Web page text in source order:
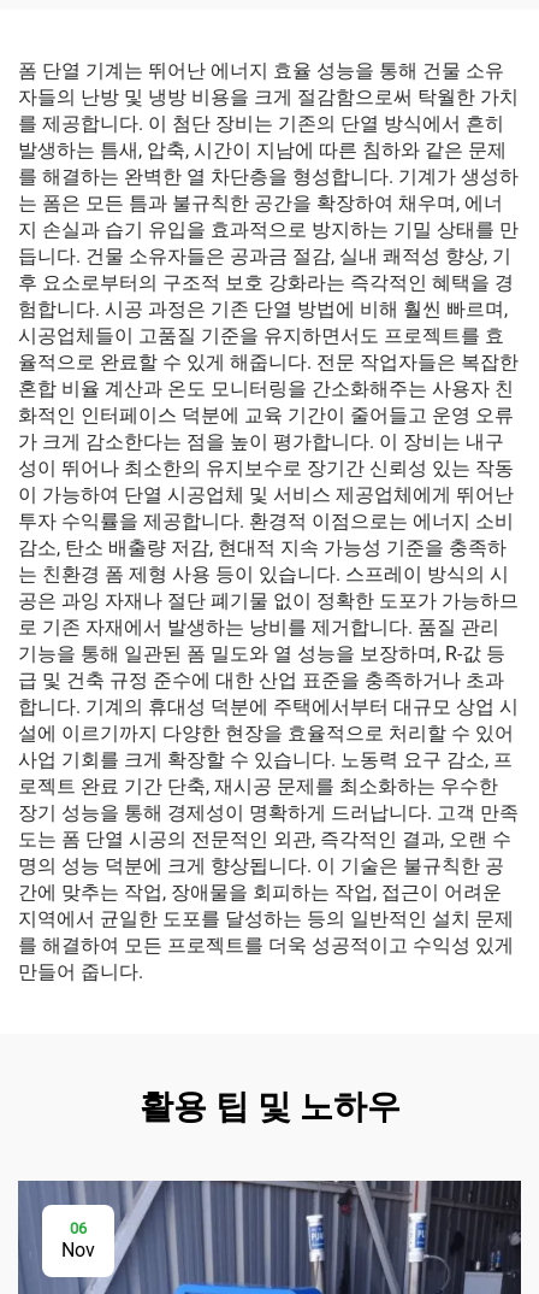
폼 단열 기계는 뛰어난 에너지 효율 성능을 통해 건물 소유
자들의 난방 및 냉방 비용을 크게 절감함으로써 탁월한 가치
를 제공합니다. 이 첨단 장비는 기존의 단열 방식에서 흔히
발생하는 틈새, 압축, 시간이 지남에 따른 침하와 같은 문제
를 해결하는 완벽한 열 차단층을 형성합니다. 기계가 생성하
는 폼은 모든 틈과 불규칙한 공간을 확장하여 채우며, 에너
지 손실과 습기 유입을 효과적으로 방지하는 기밀 상태를 만
듭니다. 건물 소유자들은 공과금 절감, 실내 쾌적성 향상, 기
후 요소로부터의 구조적 보호 강화라는 즉각적인 혜택을 경
험합니다. 시공 과정은 기존 단열 방법에 비해 훨씬 빠르며,
시공업체들이 고품질 기준을 유지하면서도 프로젝트를 효
율적으로 완료할 수 있게 해줍니다. 전문 작업자들은 복잡한
혼합 비율 계산과 온도 모니터링을 간소화해주는 사용자 친
화적인 인터페이스 덕분에 교육 기간이 줄어들고 운영 오류
가 크게 감소한다는 점을 높이 평가합니다. 이 장비는 내구
성이 뛰어나 최소한의 유지보수로 장기간 신뢰성 있는 작동
이 가능하여 단열 시공업체 및 서비스 제공업체에게 뛰어난
투자 수익률을 제공합니다. 환경적 이점으로는 에너지 소비
감소, 탄소 배출량 저감, 현대적 지속 가능성 기준을 충족하
는 친환경 폼 제형 사용 등이 있습니다. 스프레이 방식의 시
공은 과잉 자재나 절단 폐기물 없이 정확한 도포가 가능하므
로 기존 자재에서 발생하는 낭비를 제거합니다. 품질 관리
기능을 통해 일관된 폼 밀도와 열 성능을 보장하며, R-값 등
급 및 건축 규정 준수에 대한 산업 표준을 충족하거나 초과
합니다. 기계의 휴대성 덕분에 주택에서부터 대규모 상업 시
설에 이르기까지 다양한 현장을 효율적으로 처리할 수 있어
사업 기회를 크게 확장할 수 있습니다. 노동력 요구 감소, 프
로젝트 완료 기간 단축, 재시공 문제를 최소화하는 우수한
장기 성능을 통해 경제성이 명확하게 드러납니다. 고객 만족
도는 폼 단열 시공의 전문적인 외관, 즉각적인 결과, 오랜 수
명의 성능 덕분에 크게 향상됩니다. 이 기술은 불규칙한 공
간에 맞추는 작업, 장애물을 회피하는 작업, 접근이 어려운
지역에서 균일한 도포를 달성하는 등의 일반적인 설치 문제
를 해결하여 모든 프로젝트를 더욱 성공적이고 수익성 있게
만들어 줍니다.
활용 팁 및 노하우
06
Nov